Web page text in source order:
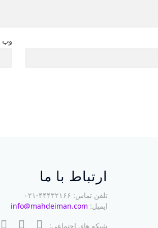
وب‌
ارتباط با ما
تلفن تماس: ۴۴۴۳۲۱۶۶-۰۲۱
ایمیل: info@mahdeiman.com
شبکه های اجتماعی: